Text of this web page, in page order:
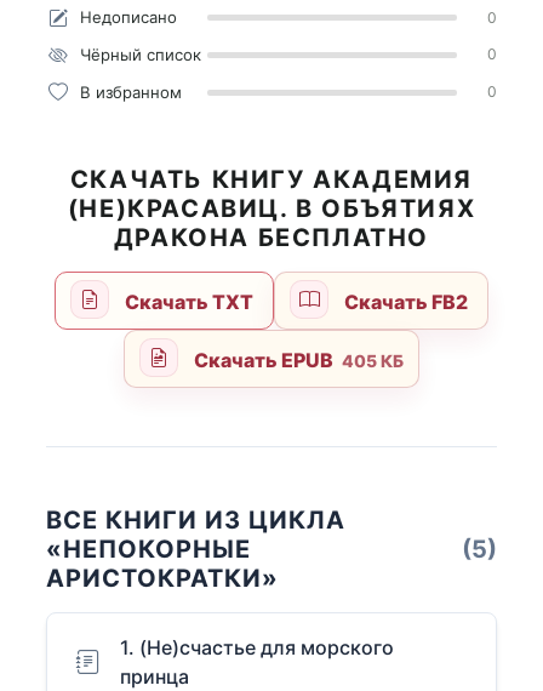
Недописано 0
Чёрный список 0
В избранном 0
СКАЧАТЬ КНИГУ АКАДЕМИЯ
(НЕ)КРАСАВИЦ. В ОБЪЯТИЯХ
ДРАКОНА БЕСПЛАТНО
Скачать TXT Скачать FB2
Скачать EPUB 405 КБ
ВСЕ КНИГИ ИЗ ЦИКЛА
«НЕПОКОРНЫЕ
АРИСТОКРАТКИ»
(5)
1. (Не)счастье для морского
принца